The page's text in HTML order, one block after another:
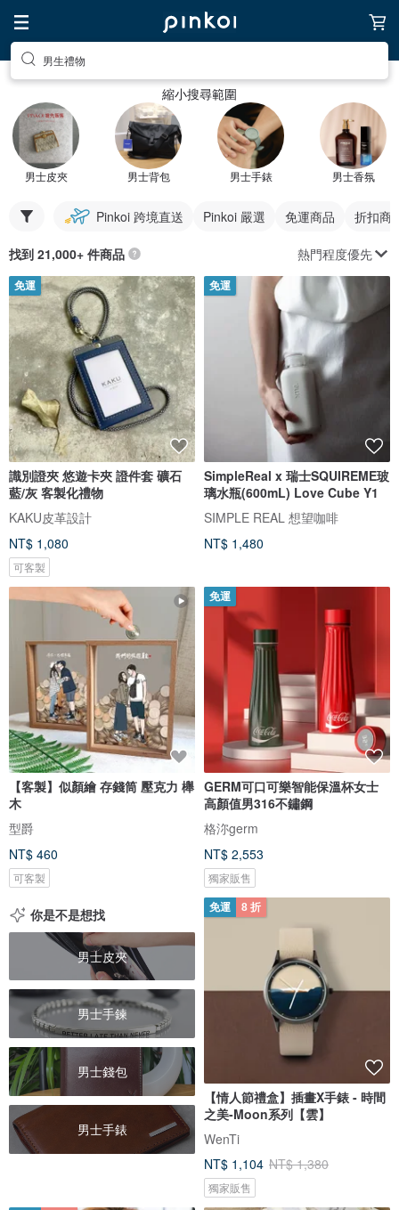
男生禮物
縮小搜尋範圍
男士皮夾 男士背包 男士手錶 男士香氛
Pinkoi 跨境直送 Pinkoi 嚴選 免運商品 折扣商
找到 21,000+ 件商品 熱門程度優先
免運
識別證夾 悠遊卡夾 證件套 礦石
藍/灰 客製化禮物
KAKU皮革設計
NT$ 1,080
可客製
免運
SimpleReal x 瑞士SQUIREME玻
璃水瓶(600mL) Love Cube Y1
SIMPLE REAL 想望咖啡
NT$ 1,480
【客製】似顏繪 存錢筒 壓克力 櫸
木
型爵
NT$ 460
可客製
免運
GERM可口可樂智能保溫杯女士
高顏值男316不鏽鋼
格沵germ
NT$ 2,553
獨家販售
你是不是想找
男士皮夾
男士手鍊
男士錢包
男士手錶
免運 8 折
【情人節禮盒】插畫X手錶 - 時間
之美-Moon系列【雲】
WenTi
NT$ 1,104 NT$ 1,380
獨家販售